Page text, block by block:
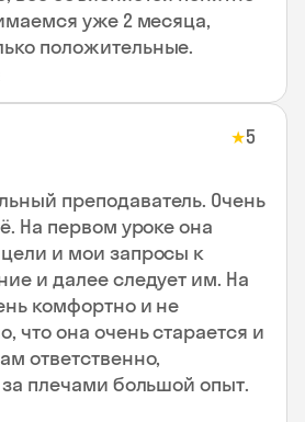
уже 2 месяца,
положительные.
★5
преподаватель. Очень
На первом уроке она
и мои запросы к
и далее следует им. На
комфортно и не
что она очень старается и
ответственно,
за плечами большой опыт.